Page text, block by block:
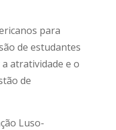
para
de estudantes
atratividade e o
de
Luso-